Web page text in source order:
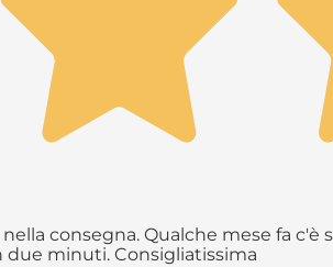
consegna. Qualche mese fa
minuti. Consigliatissima